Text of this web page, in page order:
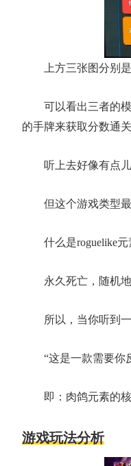
上方三张图分别
可以看出三者的
的手牌来获取分数通关
听上去好像有点
但这个游戏类型
什么是roguelike
永久死亡，随机
所以，当你听到
“这是一款需要你
即：肉鸽元素的
游戏玩法分析